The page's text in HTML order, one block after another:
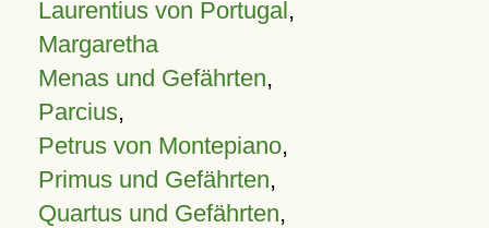
Laurentius von Portugal,
Margaretha
Menas und Gefährten,
Parcius,
Petrus von Montepiano,
Primus und Gefährten,
Quartus und Gefährten,